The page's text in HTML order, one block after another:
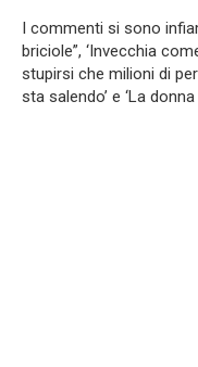
I commenti si sono
briciole”, ‘Invecchia
stupirsi che milioni di
sta salendo’ e ‘La